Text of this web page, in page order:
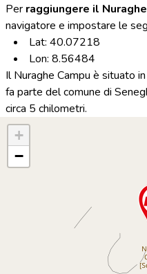
Per raggiungere il
navigatore e impostare le
Lat: 40.07218
Lon: 8.56484
Il Nuraghe Campu è situato
fa parte del comune di
circa 5 chilometri.
+
−